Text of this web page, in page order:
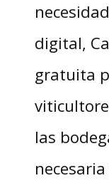
digital,
gratuita
las